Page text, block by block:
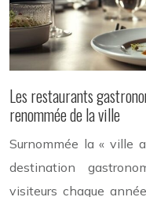
Les restaurants
renommée de la ville
Surnommée la « ville
destination
visiteurs chaque